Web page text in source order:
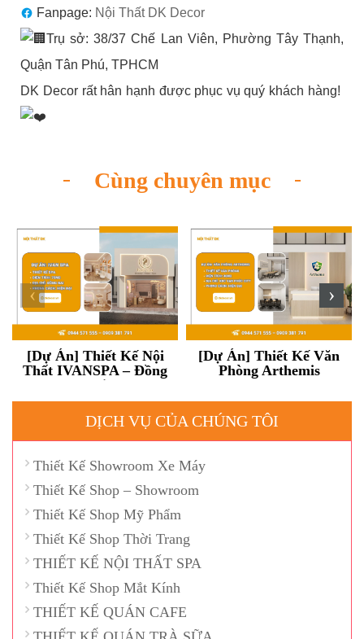
Fanpage: Nội Thất DK Decor
Trụ sở: 38/37 Chế Lan Viên, Phường Tây Thạnh,
Quận Tân Phú, TPHCM
DK Decor rất hân hạnh được phục vụ quý khách hàng!
Cùng chuyên mục
[Dự Án] Thiết Kế Nội
Thất IVANSPA – Đồng
Nai
[Dự Án] Thiết Kế Văn
Phòng Arthemis
›
‹
DỊCH VỤ CỦA CHÚNG TÔI
Thiết Kế Showroom Xe Máy
Thiết Kế Shop – Showroom
Thiết Kế Shop Mỹ Phẩm
Thiết Kế Shop Thời Trang
THIẾT KẾ NỘI THẤT SPA
Thiết Kế Shop Mắt Kính
THIẾT KẾ QUÁN CAFE